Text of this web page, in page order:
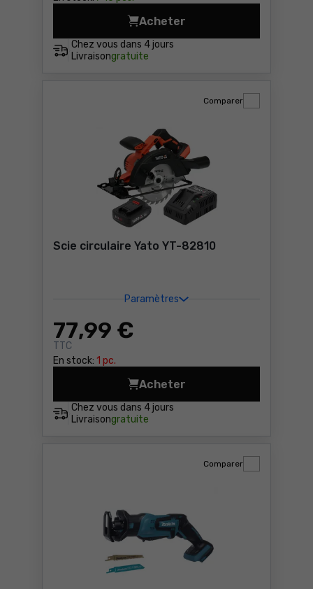
Chez vous dans 4 jours
Livraisongratuite
Acheter
Scie sauteuse Makita LXT
Scie circulaire Yato YT-82810
Paramètres
77,99 €
TTC
En stock: 1 pc.
Comparer
Chez vous dans 4 jours
Livraisongratuite
Acheter
Scie circulaire Yato YT-
Comparer